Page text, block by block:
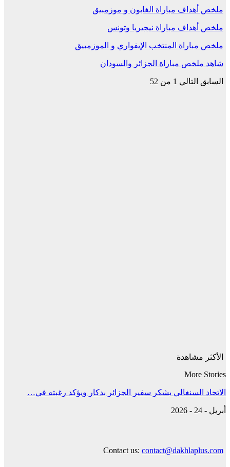
ملخص أهداف مباراة الغابون و موزمبيق
ملخص أهداف مباراة نيجيريا وتونس
ملخص مباراة المنتخب الإيفواري و الموزمبيق
شاهد ملخص مباراة الجزائر والسودان
السابق التالي 1 من 52
الأكثر مشاهدة
More Stories
الاتحاد السنغالي يشكر سفير الجزائر بدكار ويؤكد رغبته في…
أبريل - 24 - 2026
Contact us: contact@dakhlaplus.com